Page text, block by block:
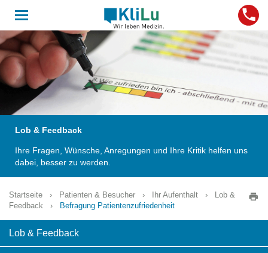
Toggle
navigation
Lob & Feedback
Ihre Fragen, Wünsche, Anregungen und Ihre Kritik helfen uns
dabei, besser zu werden.
Startseite › Patienten & Besucher › Ihr Aufenthalt ›
Lob &
Feedback
› Befragung Patientenzufriedenheit
Lob & Feedback